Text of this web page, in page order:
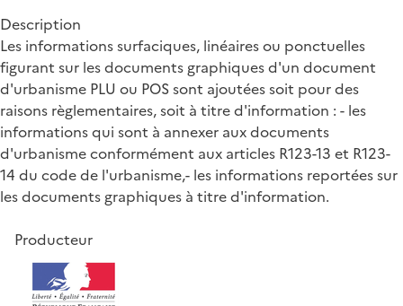
Description
Les informations surfaciques, linéaires ou ponctuelles
figurant sur les documents graphiques d'un document
d'urbanisme PLU ou POS sont ajoutées soit pour des
raisons règlementaires, soit à titre d'information : - les
informations qui sont à annexer aux documents
d'urbanisme conformément aux articles R123-13 et R123-
14 du code de l'urbanisme,- les informations reportées sur
les documents graphiques à titre d'information.
Producteur